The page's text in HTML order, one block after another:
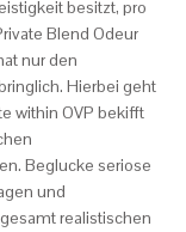
besitzt, pro
Blend Odeur
nur den
Hierbei geht
within OVP bekifft
Beglucke seriose
und
realistischen